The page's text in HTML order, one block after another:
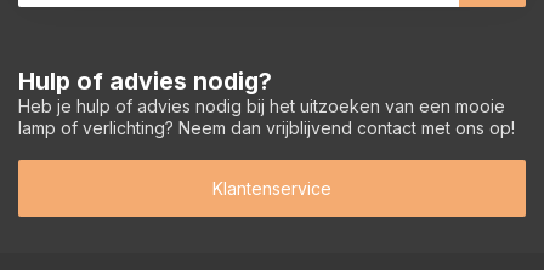
Hulp of advies nodig?
Heb je hulp of advies nodig bij het uitzoeken van een mooie
lamp of verlichting? Neem dan vrijblijvend contact met ons op!
Klantenservice